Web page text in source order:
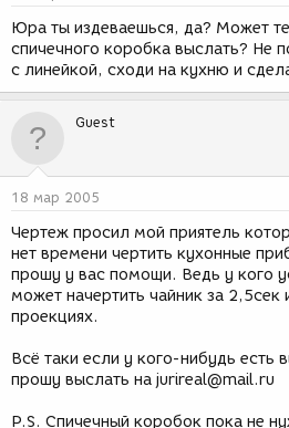
Юра ты издеваешься, да? Может
спичечного коробка выслать? Не
с линейкой, сходи на кухню и
Guest
18 мар 2005
Чертеж просил мой приятель
нет времени чертить кухонные
прошу у вас помощи. Ведь у кого
может начертить чайник за 2,5сек
проекциях.
Всё таки если у кого-нибудь есть
прошу выслать на jurireal@mail.ru
P.S. Спичечный коробок пока не